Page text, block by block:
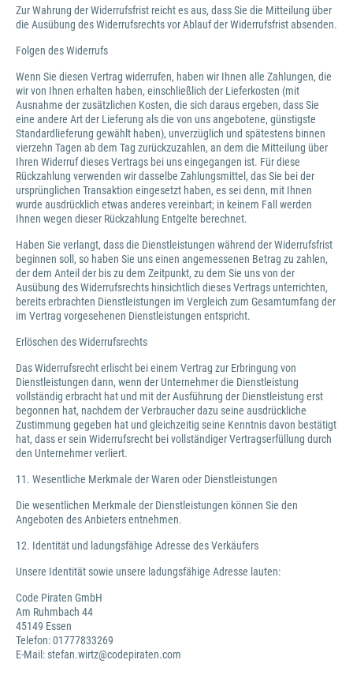
Zur Wahrung der Widerrufsfrist reicht es aus, dass Sie die Mitteilung über
die Ausübung des Widerrufsrechts vor Ablauf der Widerrufsfrist absenden.
Folgen des Widerrufs
Wenn Sie diesen Vertrag widerrufen, haben wir Ihnen alle Zahlungen, die
wir von Ihnen erhalten haben, einschließlich der Lieferkosten (mit
Ausnahme der zusätzlichen Kosten, die sich daraus ergeben, dass Sie
eine andere Art der Lieferung als die von uns angebotene, günstigste
Standardlieferung gewählt haben), unverzüglich und spätestens binnen
vierzehn Tagen ab dem Tag zurückzuzahlen, an dem die Mitteilung über
Ihren Widerruf dieses Vertrags bei uns eingegangen ist. Für diese
Rückzahlung verwenden wir dasselbe Zahlungsmittel, das Sie bei der
ursprünglichen Transaktion eingesetzt haben, es sei denn, mit Ihnen
wurde ausdrücklich etwas anderes vereinbart; in keinem Fall werden
Ihnen wegen dieser Rückzahlung Entgelte berechnet.
Haben Sie verlangt, dass die Dienstleistungen während der Widerrufsfrist
beginnen soll, so haben Sie uns einen angemessenen Betrag zu zahlen,
der dem Anteil der bis zu dem Zeitpunkt, zu dem Sie uns von der
Ausübung des Widerrufsrechts hinsichtlich dieses Vertrags unterrichten,
bereits erbrachten Dienstleistungen im Vergleich zum Gesamtumfang der
im Vertrag vorgesehenen Dienstleistungen entspricht.
Erlöschen des Widerrufsrechts
Das Widerrufsrecht erlischt bei einem Vertrag zur Erbringung von
Dienstleistungen dann, wenn der Unternehmer die Dienstleistung
vollständig erbracht hat und mit der Ausführung der Dienstleistung erst
begonnen hat, nachdem der Verbraucher dazu seine ausdrückliche
Zustimmung gegeben hat und gleichzeitig seine Kenntnis davon bestätigt
hat, dass er sein Widerrufsrecht bei vollständiger Vertragserfüllung durch
den Unternehmer verliert.
11. Wesentliche Merkmale der Waren oder Dienstleistungen
Die wesentlichen Merkmale der Dienstleistungen können Sie den
Angeboten des Anbieters entnehmen.
12. Identität und ladungsfähige Adresse des Verkäufers
Unsere Identität sowie unsere ladungsfähige Adresse lauten:
Code Piraten GmbH
Am Ruhmbach 44
45149 Essen
Telefon: 01777833269
E-Mail: stefan.wirtz@codepiraten.com